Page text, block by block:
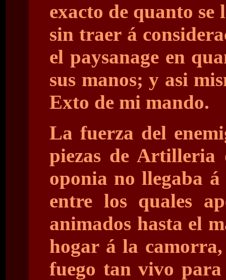
exacto de quanto se
sin traer á
el paysanage en
sus manos; y asi
Exto de mi mando.
La fuerza del
piezas de
oponia no llegaba á
entre los quales
animados hasta el
hogar á la
fuego tan vivo